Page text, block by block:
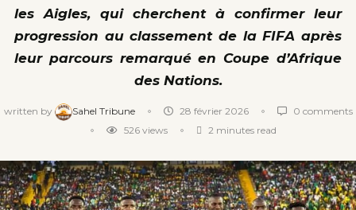
les Aigles, qui cherchent à confirmer leur
progression au classement de la FIFA après
leur parcours remarqué en Coupe d’Afrique
des Nations.
written by Sahel Tribune 28 février 2026
0 comments
526views 2 minutes read